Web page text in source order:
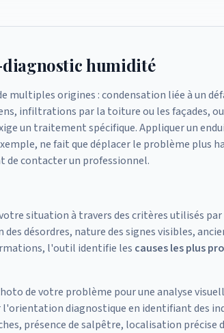
humidité
multiples origines : condensation liée à un
infiltrations par la toiture ou les façades,
un traitement spécifique. Appliquer un
ne fait que déplacer le problème plus
de contacter un professionnel.
situation à travers des critères utilisés
désordres, nature des signes visibles,
l'outil identifie les causes les plus
de votre problème pour une analyse
diagnostique en identifiant des
présence de salpêtre, localisation précise